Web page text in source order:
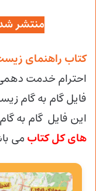
منتشر
کتاب راهنمای
احترام خدمت
فایل گام به گام
این فایل گام به
های کل کتاب می